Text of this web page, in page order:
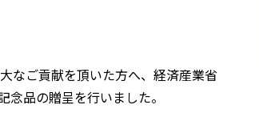
なご貢献を頂いた方へ、経済産業省
品の贈呈を行いました。